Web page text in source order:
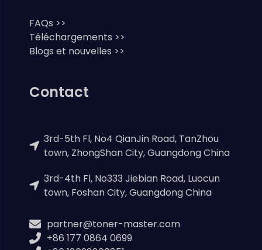
FAQs >>
Téléchargements >>
Blogs et nouvelles >>
Contact
3rd-5th Fl, No4 QianJin Road, TanZhou
town, ZhongShan City, Guangdong China
3rd-4th Fl, No333 Jiebian Road, Luocun
town, Foshan City, Guangdong China
partner@toner-master.com
+86 177 0864 0699